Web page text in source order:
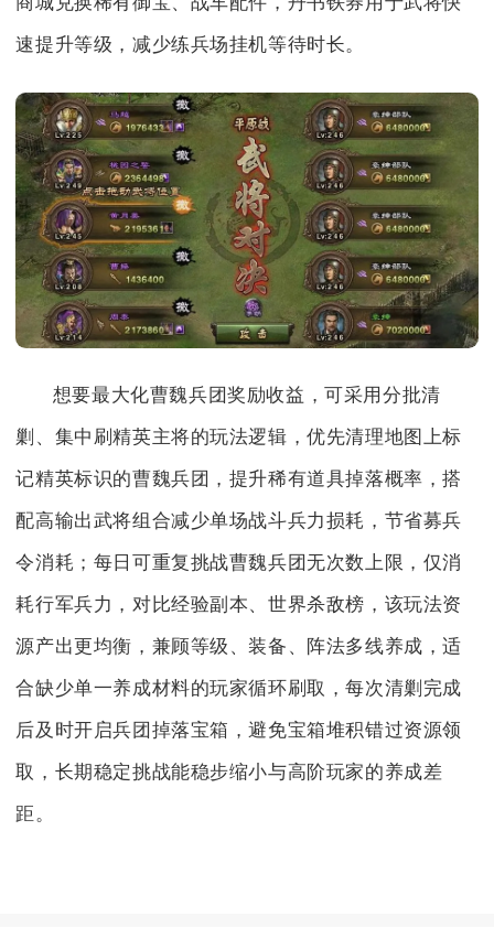
速提升等级，减少练兵场挂机等待时长。
想要最大化曹魏兵团奖励收益，可采用分批清
剿、集中刷精英主将的玩法逻辑，优先清理地图上标
记精英标识的曹魏兵团，提升稀有道具掉落概率，搭
配高输出武将组合减少单场战斗兵力损耗，节省募兵
令消耗；每日可重复挑战曹魏兵团无次数上限，仅消
耗行军兵力，对比经验副本、世界杀敌榜，该玩法资
源产出更均衡，兼顾等级、装备、阵法多线养成，适
合缺少单一养成材料的玩家循环刷取，每次清剿完成
后及时开启兵团掉落宝箱，避免宝箱堆积错过资源领
取，长期稳定挑战能稳步缩小与高阶玩家的养成差
距。